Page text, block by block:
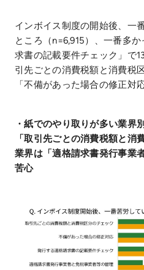
インボイス制度の開始後、一
ところ（n=6,915）、一番多
求書の記載要件チェック」で
引先ごとの消費税額と消費税
「不備があった場合の修正対
・紙でのやり取りが多い業界
「取引先ごとの消費税額と消
業界は「適格請求書発行事業
苦心